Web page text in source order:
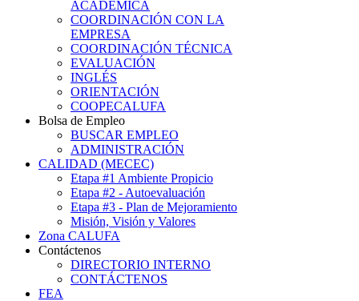
ACADÉMICA
COORDINACIÓN CON LA
EMPRESA
COORDINACIÓN TÉCNICA
EVALUACIÓN
INGLÉS
ORIENTACIÓN
COOPECALUFA
Bolsa de Empleo
BUSCAR EMPLEO
ADMINISTRACIÓN
CALIDAD (MECEC)
Etapa #1 Ambiente Propicio
Etapa #2 - Autoevaluación
Etapa #3 - Plan de Mejoramiento
Misión, Visión y Valores
Zona CALUFA
Contáctenos
DIRECTORIO INTERNO
CONTÁCTENOS
FEA